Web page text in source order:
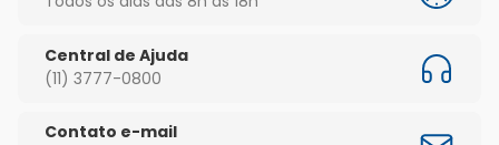
Central de Ajuda
(11) 3777-0800
Contato e-mail